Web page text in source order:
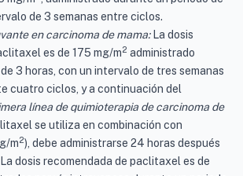
de 3 semanas entre ciclos.
en carcinoma de mama:La dosis
es de 175 mg/m2 administrado
3 horas, con un intervalo de tres semanas
cuatro ciclos, y a continuación del
línea de quimioterapia de carcinoma de
se utiliza en combinación con
m2), debe administrarse 24 horas después
dosis recomendada de paclitaxel es de